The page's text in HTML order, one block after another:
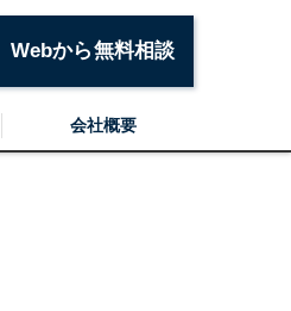
Webから無料相談
会社概要